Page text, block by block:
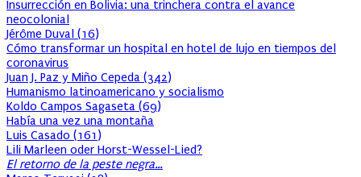
Insurrección en Bolivia: una trinchera contra el avance
neocolonial
Jérôme Duval (16)
Cómo transformar un hospital en hotel de lujo en tiempos del
coronavirus
Juan J. Paz y Miño Cepeda (342)
Humanismo latinoamericano y socialismo
Koldo Campos Sagaseta (69)
Había una vez una montaña
Luis Casado (161)
Lili Marleen oder Horst-Wessel-Lied?
El retorno de la peste negra…